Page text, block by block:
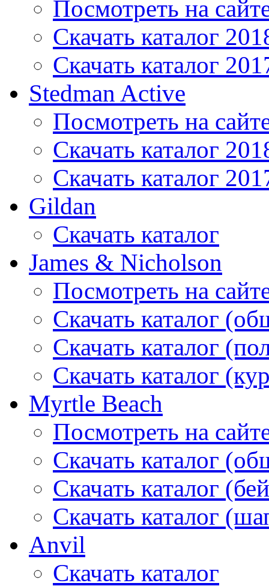
Посмотреть на
Скачать каталог
Скачать каталог
Stedman Active
Посмотреть на
Скачать каталог
Скачать каталог
Gildan
Скачать каталог
James & Nicholson
Посмотреть на
Скачать каталог
Скачать каталог
Скачать каталог
Myrtle Beach
Посмотреть на
Скачать каталог
Скачать каталог
Скачать каталог
Anvil
Скачать каталог